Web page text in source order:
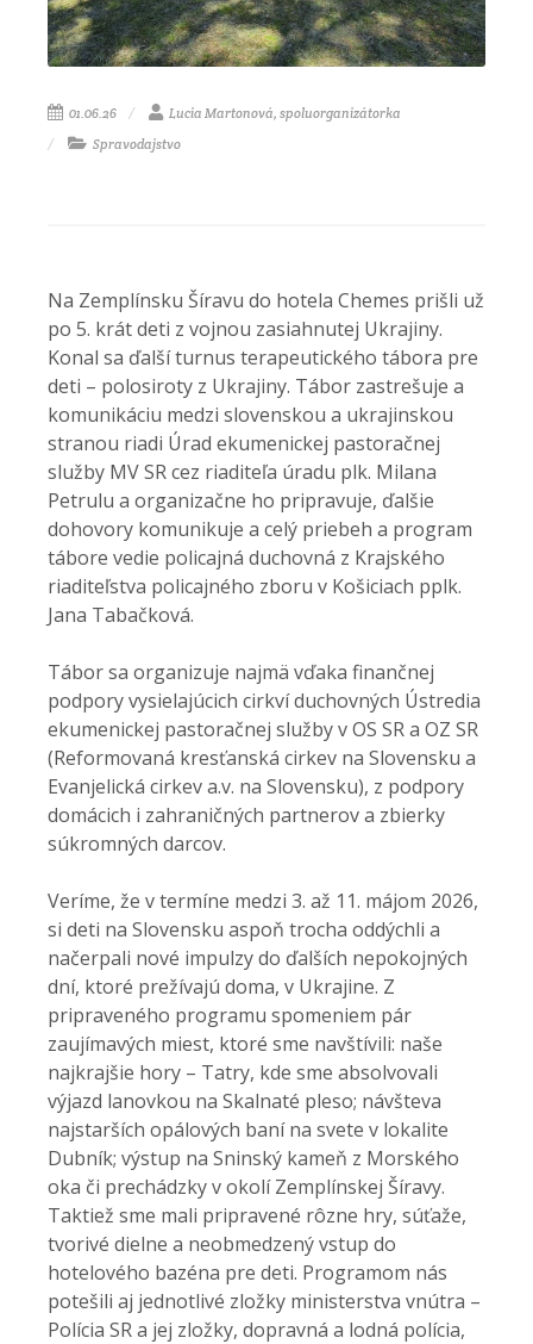
01.06.26
Lucia Martonová, spoluorganizátorka
Spravodajstvo
Na Zemplínsku Šíravu do hotela Chemes prišli už
po 5. krát deti z vojnou zasiahnutej Ukrajiny.
Konal sa ďalší turnus terapeutického tábora pre
deti – polosiroty z Ukrajiny. Tábor zastrešuje a
komunikáciu medzi slovenskou a ukrajinskou
stranou riadi Úrad ekumenickej pastoračnej
služby MV SR cez riaditeľa úradu plk. Milana
Petrulu a organizačne ho pripravuje, ďalšie
dohovory komunikuje a celý priebeh a program
tábore vedie policajná duchovná z Krajského
riaditeľstva policajného zboru v Košiciach pplk.
Jana Tabačková.
Tábor sa organizuje najmä vďaka finančnej
podpory vysielajúcich cirkví duchovných Ústredia
ekumenickej pastoračnej služby v OS SR a OZ SR
(Reformovaná kresťanská cirkev na Slovensku a
Evanjelická cirkev a.v. na Slovensku), z podpory
domácich i zahraničných partnerov a zbierky
súkromných darcov.
Veríme, že v termíne medzi 3. až 11. májom 2026,
si deti na Slovensku aspoň trocha oddýchli a
načerpali nové impulzy do ďalších nepokojných
dní, ktoré prežívajú doma, v Ukrajine. Z
pripraveného programu spomeniem pár
zaujímavých miest, ktoré sme navštívili: naše
najkrajšie hory – Tatry, kde sme absolvovali
výjazd lanovkou na Skalnaté pleso; návšteva
najstarších opálových baní na svete v lokalite
Dubník; výstup na Sninský kameň z Morského
oka či prechádzky v okolí Zemplínskej Šíravy.
Taktiež sme mali pripravené rôzne hry, súťaže,
tvorivé dielne a neobmedzený vstup do
hotelového bazéna pre deti. Programom nás
potešili aj jednotlivé zložky ministerstva vnútra –
Polícia SR a jej zložky, dopravná a lodná polícia,